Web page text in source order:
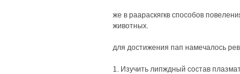
же в раараскягкв способов
животных.
для достижения пап намечалось
1. Изучить липждный состав